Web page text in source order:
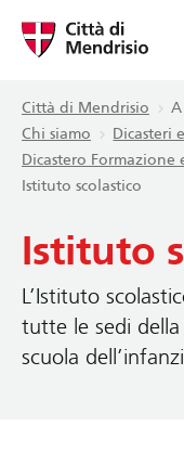
Città di Mendrisio
Chi siamo
Dicasteri
Dicastero Formazione
Istituto scolastico
Istituto
L’Istituto
tutte le sedi
scuola